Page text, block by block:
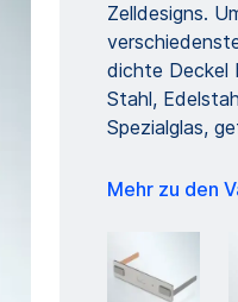
Zelldesigns.
dichte Deckel
Stahl,
Spezialglas,
Mehr zu den